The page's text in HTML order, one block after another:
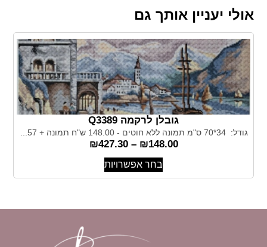
אולי יעניין אותך גם
גובלן לרקמה Q3389
גודל: 34*70 ס"מ תמונה ללא חוטים - 148.00 ש"ח תמונה + 57...
₪148.00
–
₪427.30
בחר אפשרויות